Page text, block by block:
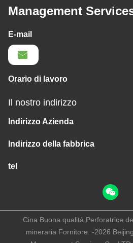
Management
E-mail
Orario di lavoro
Il nostro indirizzo
Indirizzo Azienda
Indirizzo della fabbrica
tel
Cina Buona qualità Perforatrice
mineraria Fornitore. -2026